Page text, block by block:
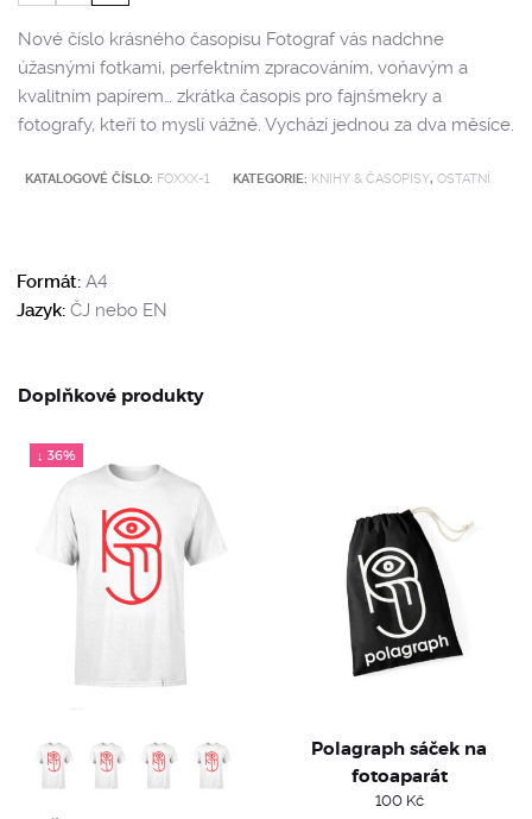
Nové číslo krásného časopisu Fotograf vás nadchne
úžasnými fotkami, perfektním zpracováním, voňavým a
kvalitním papírem… zkrátka časopis pro fajnšmekry a
fotografy, kteří to myslí vážně. Vychází jednou za dva měsíce.
KATALOGOVÉ ČÍSLO: FOXXX-1 KATEGORIE: KNIHY & ČASOPISY, OSTATNÍ
Formát: A4
Jazyk: ČJ nebo EN
Doplňkové produkty
↓ 36%
Polagraph sáček na
fotoaparát
100 Kč